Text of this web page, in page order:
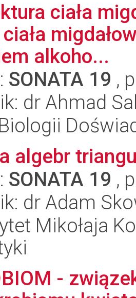
ciała
alkoho...
SONATA 19 ,
dr Ahmad
algebr
SONATA 19 ,
dr Adam
Mikołaja
-